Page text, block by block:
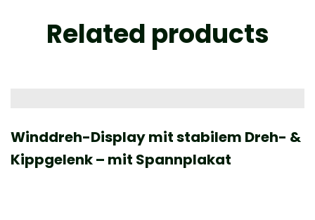
Related products
Winddreh-Display mit stabilem Dreh- &
Kippgelenk – mit Spannplakat